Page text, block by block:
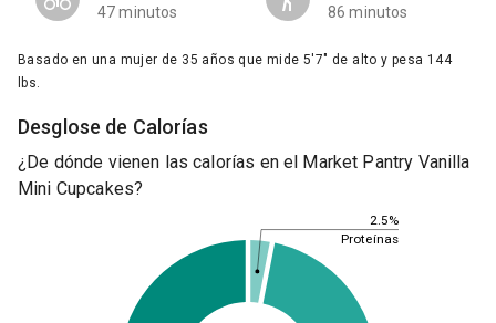
47 minutos 86 minutos
Basado en una mujer de 35 años que mide 5'7" de alto y pesa 144
lbs.
Desglose de Calorías
¿De dónde vienen las calorías en el Market Pantry Vanilla
Mini Cupcakes?
2.5%
Proteínas